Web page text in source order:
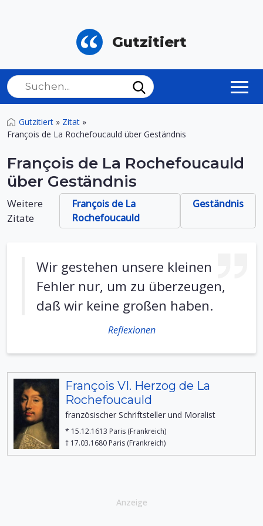
Gutzitiert
Gutzitiert » Zitat »
François de La Rochefoucauld über Geständnis
François de La Rochefoucauld
über Geständnis
Weitere
Zitate
François de La
Rochefoucauld
Geständnis
Wir gestehen unsere kleinen
Fehler nur, um zu überzeugen,
daß wir keine großen haben.
Reflexionen
François VI. Herzog de La
Rochefoucauld
französischer Schriftsteller und Moralist
* 15.12.1613 Paris (Frankreich)
† 17.03.1680 Paris (Frankreich)
Anzeige